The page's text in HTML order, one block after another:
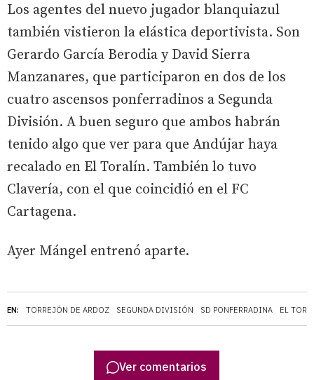
EN: TORREJÓN DE ARDOZ SEGUNDA DIVISIÓN SD PONFERRADINA EL
Los agentes del nuevo jugador blanquiazul
también vistieron la elástica deportivista. Son
Gerardo García Berodia y David Sierra
Manzanares, que participaron en dos de los
cuatro ascensos ponferradinos a Segunda
División. A buen seguro que ambos habrán
tenido algo que ver para que Andújar haya
recalado en El Toralín. También lo tuvo
Clavería, con el que coincidió en el FC
Cartagena.
Ayer Mángel entrenó aparte.
Ver comentarios